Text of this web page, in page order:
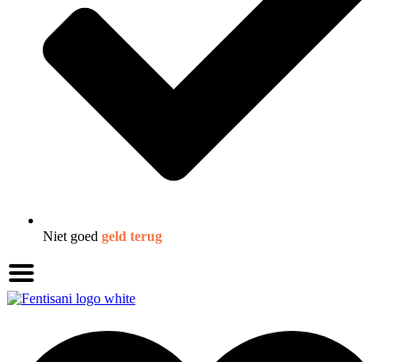
Niet goed geld terug